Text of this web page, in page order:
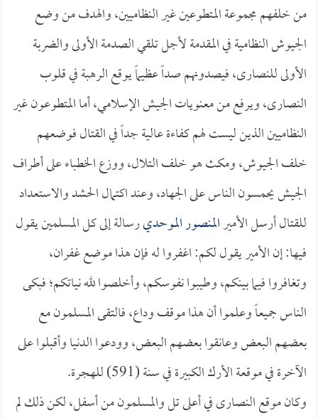
من خلفهم مجموعة المتطوعين غير النظاميين، والهدف من وضع
الجيوش النظامية في المقدمة لأجل تلقي الصدمة الأولى والضربة
الأولى للنصارى، فيصدونهم صداً عظيماً يوقع الرهبة في قلوب
النصارى، ويرفع من معنويات الجيش الإسلامي، أما المتطوعون غير
النظاميين الذين ليست لهم كفاءة عالية جداً في القتال فوضعهم
خلف الجيوش، ومكث هو خلف التلال، ووزع الخطباء على أطراف
الجيش يحمسون الناس على الجهاد، وعند اكتمال الحشد والاستعداد
للقتال أرسل الأميرالمنصور الموحديرسالة إلى كل المسلمين يقول
فيها: إن الأمير يقول لكم: اغفروا له فإن هذا موضع غفران،
وتغافروا فيما بينكم، وطيبوا نفوسكم، وأخلصوا لله نياتكم؛ فبكى
الناس جميعاً وعلموا أن هذا موقف وداع، فالتقى المسلمون مع
بعضهم البعض وعانقوا بعضهم البعض، وودعوا الدنيا وأقبلوا على
الآخرة في موقعة الأرك الكبيرة في سنة (591) للهجرة.
وكان موقع النصارى في أعلى تل والمسلمون من أسفل، لكن ذلك لم